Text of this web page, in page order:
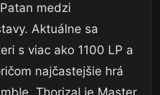
medzi
Aktuálne sa
s viac ako 1100 LP a
najčastejšie hrá